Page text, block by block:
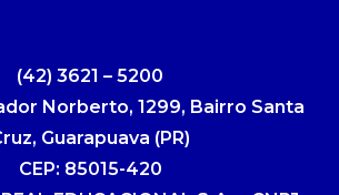
(42) 3621 – 5200
Norberto, 1299, Bairro Santa
Guarapuava (PR)
CEP: 85015-420